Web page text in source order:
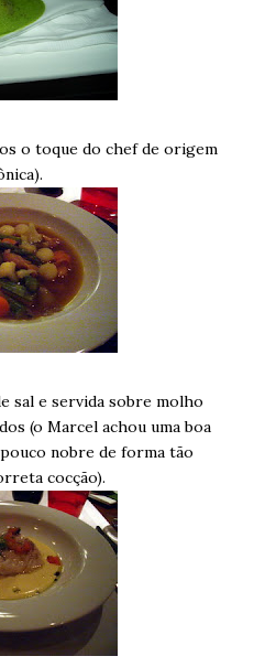
o toque do chef de origem
sal e servida sobre molho
(o Marcel achou uma boa
nobre de forma tão
cocção).